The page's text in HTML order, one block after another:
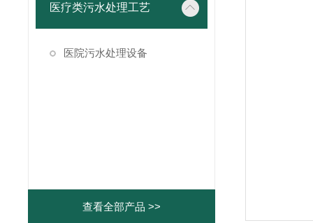
医疗类污水处理工艺
医院污水处理设备
查看全部产品 >>